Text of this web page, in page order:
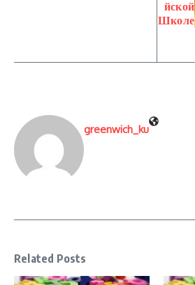
йской
Школе
greenwich_ku
Related Posts